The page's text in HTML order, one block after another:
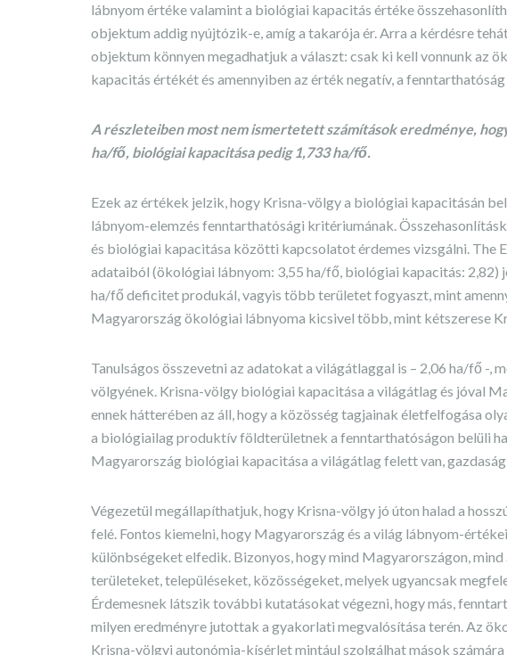
lábnyom értéke valamint a biológiai kapacitás értéke
objektum addig nyújtózik-e, amíg a takarója ér. Arra a kérdésre
objektum könnyen megadhatjuk a választ: csak ki kell vonnunk az
kapacitás értékét és amennyiben az érték negatív, a
A részleteiben most nem ismertetett számítások eredménye,
ha/fő, biológiai kapacitása pedig 1,733 ha/fő.
Ezek az értékek jelzik, hogy Krisna-völgy a biológiai kapacitásán
lábnyom-elemzés fenntarthatósági kritériumának.
és biológiai kapacitása közötti kapcsolatot érdemes vizsgálni. The
adataiból (ökológiai lábnyom: 3,55 ha/fő, biológiai kapacitás: 2,82)
ha/fő deficitet produkál, vagyis több területet fogyaszt, mint
Magyarország ökológiai lábnyoma kicsivel több, mint kétszerese
Tanulságos összevetni az adatokat a világátlaggal is – 2,06 ha/fő -,
völgyének. Krisna-völgy biológiai kapacitása a világátlag és jóval
ennek hátterében az áll, hogy a közösség tagjainak életfelfogása
a biológiailag produktív földterületnek a fenntarthatóságon belüli
Magyarország biológiai kapacitása a világátlag felett van,
Végezetül megállapíthatjuk, hogy Krisna-völgy jó úton halad a
felé. Fontos kiemelni, hogy Magyarország és a világ lábnyom-
különbségeket elfedik. Bizonyos, hogy mind Magyarországon,
területeket, településeket, közösségeket, melyek ugyancsak
Érdemesnek látszik további kutatásokat végezni, hogy más,
milyen eredményre jutottak a gyakorlati megvalósítása terén. Az
Krisna-völgyi autonómia-kísérlet mintául szolgálhat mások számára